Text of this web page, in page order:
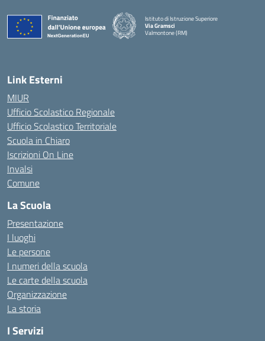
Istituto di Istruzione Superiore
Via Gramsci
Valmontone (RM)
Link Esterni
MIUR
Ufficio Scolastico Regionale
Ufficio Scolastico Territoriale
Scuola in Chiaro
Iscrizioni On Line
Invalsi
Comune
La Scuola
Presentazione
I luoghi
Le persone
I numeri della scuola
Le carte della scuola
Organizzazione
La storia
I Servizi